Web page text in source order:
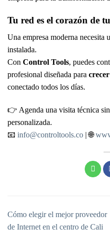
Tu red es el corazón de
Una empresa moderna necesita
instalada.
Con Control Tools, puedes
profesional diseñada para
conectado todos los días.
👉 Agenda una visita técnica
personalizada.
📧 info@controltools.co | 🌐
Cómo elegir el mejor proveedor
de Internet en el centro de Cali